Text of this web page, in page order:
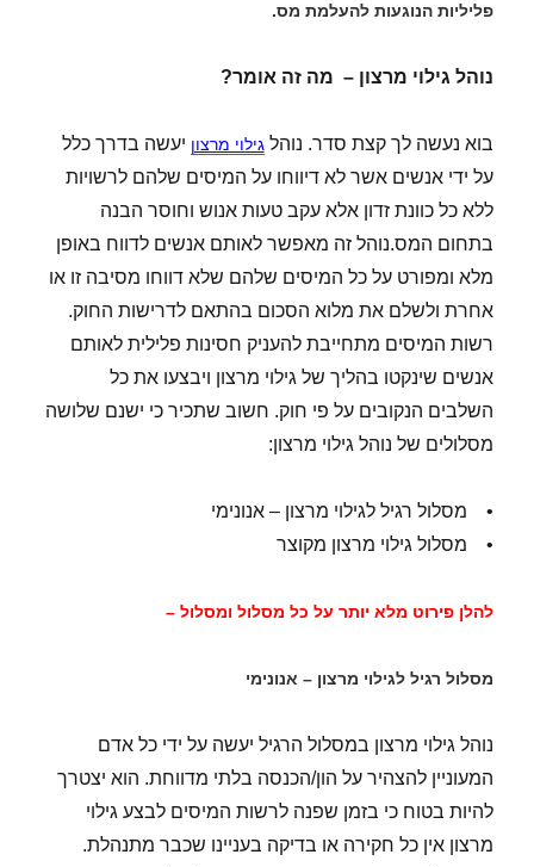
פליליות הנוגעות להעלמת מס.
נוהל גילוי מרצון – מה זה אומר?
בוא נעשה לך קצת סדר. נוהלגילוי מרצון יעשה בדרך כלל
על ידי אנשים אשר לא דיווחו על המיסים שלהם לרשויות
ללא כל כוונת זדון אלא עקב טעות אנוש וחוסר הבנה
בתחום המס.נוהל זה מאפשר לאותם אנשים לדווח באופן
מלא ומפורט על כל המיסים שלהם שלא דווחו מסיבה זו או
אחרת ולשלם את מלוא הסכום בהתאם לדרישות החוק.
רשות המיסים מתחייבת להעניק חסינות פלילית לאותם
אנשים שינקטו בהליך של גילוי מרצון ויבצעו את כל
השלבים הנקובים על פי חוק. חשוב שתכיר כי ישנם שלושה
מסלולים של נוהל גילוי מרצון:
• מסלול רגיל לגילוי מרצון – אנונימי
• מסלול גילוי מרצון מקוצר
להלן פירוט מלא יותר על כל מסלול ומסלול –
מסלול רגיל לגילוי מרצון – אנונימי
נוהל גילוי מרצון במסלול הרגיל יעשה על ידי כל אדם
המעוניין להצהיר על הון/הכנסה בלתי מדווחת. הוא יצטרך
להיות בטוח כי בזמן שפנה לרשות המיסים לבצע גילוי
מרצון אין כל חקירה או בדיקה בעניינו שכבר מתנהלת.